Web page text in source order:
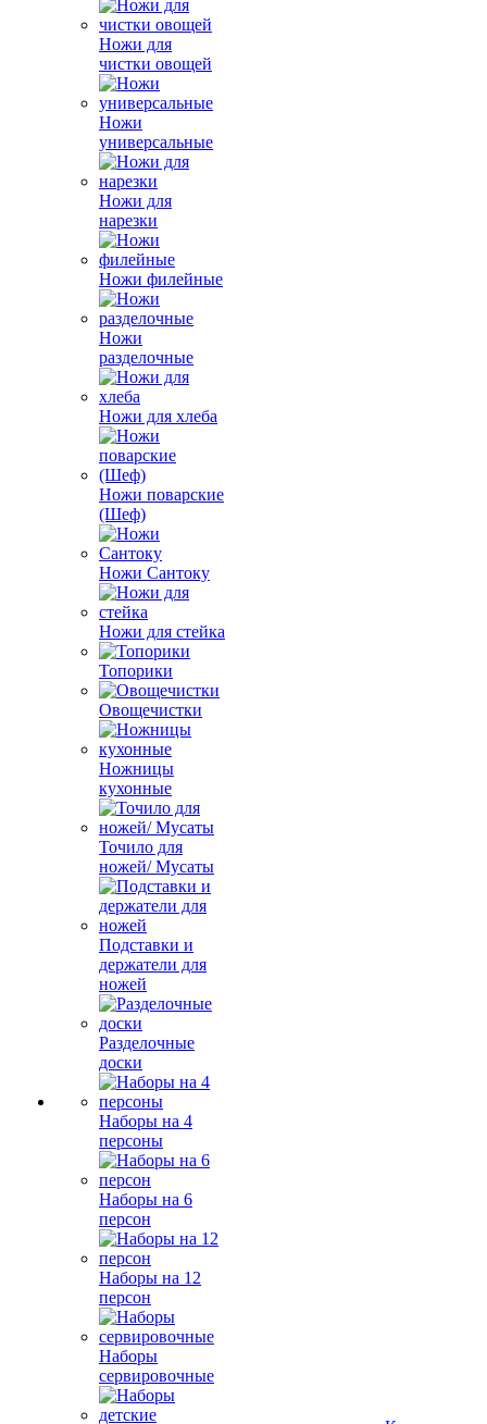
Ножи для
чистки овощей
Ножи
универсальные
Ножи для
нарезки
Ножи филейные
Ножи
разделочные
Ножи для хлеба
Ножи поварские
(Шеф)
Ножи Сантоку
Ножи для стейка
Топорики
Овощечистки
Ножницы
кухонные
Точило для
ножей/ Мусаты
Подставки и
держатели для
ножей
Разделочные
доски
Наборы на 4
персоны
Наборы на 6
персон
Наборы на 12
персон
Наборы
сервировочные